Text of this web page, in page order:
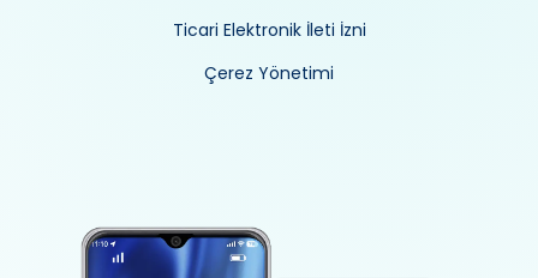
Ticari Elektronik İleti İzni
Çerez Yönetimi